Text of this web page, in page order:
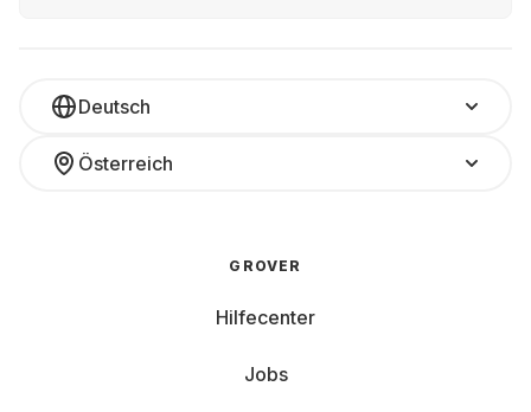
Deutsch
Österreich
GROVER
Hilfecenter
Jobs